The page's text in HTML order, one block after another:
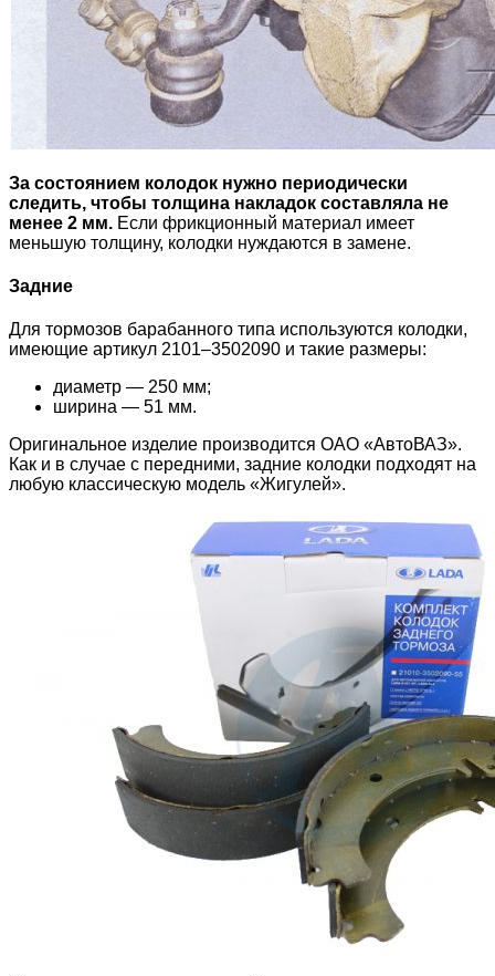
За состоянием колодок нужно периодически
следить, чтобы толщина накладок составляла не
менее 2 мм. Если фрикционный материал имеет
меньшую толщину, колодки нуждаются в замене.
Задние
Для тормозов барабанного типа используются колодки,
имеющие артикул 2101–3502090 и такие размеры:
диаметр — 250 мм;
ширина — 51 мм.
Оригинальное изделие производится ОАО «АвтоВАЗ».
Как и в случае с передними, задние колодки подходят на
любую классическую модель «Жигулей».